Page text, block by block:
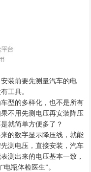
装前要先测量汽车的电
工具。
型的多样化，也不是所有
不用先测电压再安装降压
就简单方便多了？
的数字显示降压线，就能
测电压，直接安装，汽车
测出来的电压基本一致，
“电瓶体检医生”。